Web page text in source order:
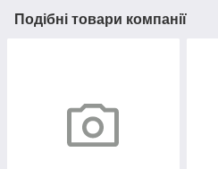
Подібні товари компанії